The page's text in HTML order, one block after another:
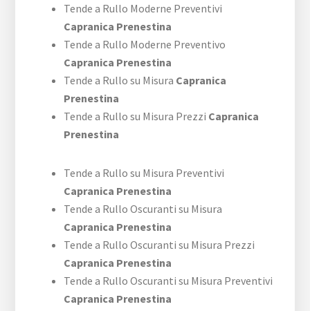
Tende a Rullo Moderne Preventivi
Capranica Prenestina
Tende a Rullo Moderne Preventivo
Capranica Prenestina
Tende a Rullo su Misura Capranica
Prenestina
Tende a Rullo su Misura Prezzi Capranica
Prenestina
Tende a Rullo su Misura Preventivi
Capranica Prenestina
Tende a Rullo Oscuranti su Misura
Capranica Prenestina
Tende a Rullo Oscuranti su Misura Prezzi
Capranica Prenestina
Tende a Rullo Oscuranti su Misura Preventivi
Capranica Prenestina